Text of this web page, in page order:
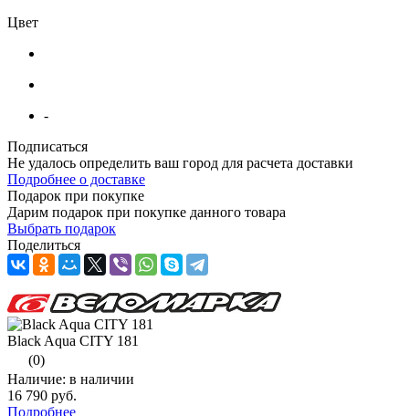
Цвет
-
Подписаться
Не удалось определить ваш город для расчета доставки
Подробнее о доставке
Подарок при покупке
Дарим подарок при покупке данного товара
Выбрать подарок
Поделиться
Black Aqua CITY 181
(0)
Наличие: в наличии
16 790 руб.
Подробнее